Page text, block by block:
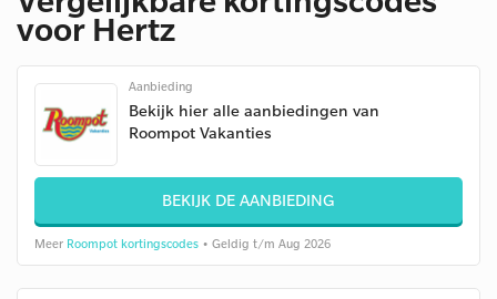
voor Hertz
Aanbieding
Bekijk hier alle aanbiedingen van
Roompot Vakanties
BEKIJK DE AANBIEDING
Meer Roompot kortingscodes • Geldig t/m Aug 2026